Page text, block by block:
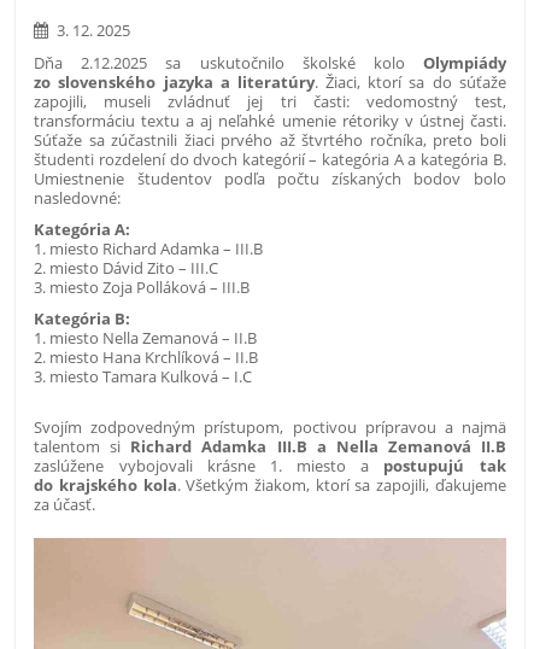
3. 12. 2025
Dňa 2.12.2025 sa uskutočnilo školské kolo Olympiády
zo slovenského jazyka a literatúry. Žiaci, ktorí sa do súťaže
zapojili, museli zvládnuť jej tri časti: vedomostný test,
transformáciu textu a aj neľahké umenie rétoriky v ústnej časti.
Súťaže sa zúčastnili žiaci prvého až štvrtého ročníka, preto boli
študenti rozdelení do dvoch kategórií – kategória A a kategória B.
Umiestnenie študentov podľa počtu získaných bodov bolo
nasledovné:
Kategória A:
1. miesto Richard Adamka – III.B
2. miesto Dávid Zito – III.C
3. miesto Zoja Polláková – III.B
Kategória B:
1. miesto Nella Zemanová – II.B
2. miesto Hana Krchlíková – II.B
3. miesto Tamara Kulková – I.C
Svojím zodpovedným prístupom, poctivou prípravou a najmä
talentom si Richard Adamka III.B a Nella Zemanová II.B
zaslúžene vybojovali krásne 1. miesto a postupujú tak
do krajského kola. Všetkým žiakom, ktorí sa zapojili, ďakujeme
za účasť.